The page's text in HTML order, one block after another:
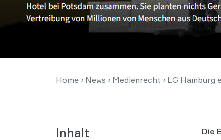
Home › News › Medienrecht › LG Hamburg
Inhalt
Die